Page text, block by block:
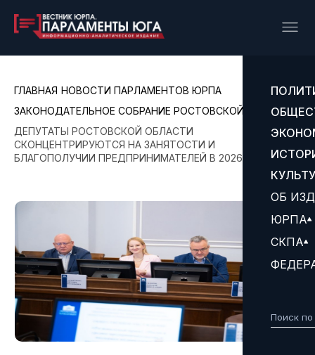
ОБ
ЮРПА
СКПА
ГЛАВНАЯ НОВОСТИ ПАРЛАМЕНТОВ ЮРПА
ЗАКОНОДАТЕЛЬНОЕ СОБРАНИЕ РОСТОВСКОЙ ОБЛАСТИ
ДЕПУТАТЫ РОСТОВСКОЙ ОБЛАСТИ
СКОНЦЕНТРИРУЮТСЯ НА ЗАНЯТОСТИ И
БЛАГОПОЛУЧИИ ПРЕДПРИНИМАТЕЛЕЙ В 2026 ГОДУ